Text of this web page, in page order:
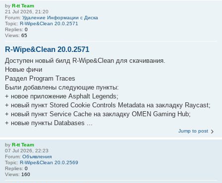
by R-tt Team
21 Jul 2026, 21:20
Forum: Удаление Информации с Диска
Topic: R-Wipe&Clean 20.0.2571
Replies: 0
Views: 65
R-Wipe&Clean 20.0.2571
Доступен новый билд R-Wipe&Clean для скачивания.
Новые фичи
Раздел Program Traces
Были добавлены следующие пункты:
+ новое приложение Asphalt Legends;
+ новый пункт Stored Cookie Controls Metadata на закладку Raycast;
+ новый пункт Service Cache на закладку OMEN Gaming Hub;
+ новые пункты Databases ...
Jump to post
by R-tt Team
07 Jul 2026, 22:23
Forum: Объявления
Topic: R-Wipe&Clean 20.0.2569
Replies: 0
Views: 160